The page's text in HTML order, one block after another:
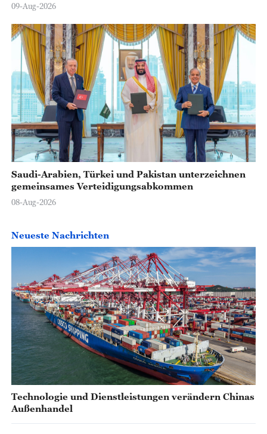
09-Aug-2026
Saudi-Arabien, Türkei und Pakistan unterzeichnen
gemeinsames Verteidigungsabkommen
08-Aug-2026
Neueste Nachrichten
Technologie und Dienstleistungen verändern Chinas
Außenhandel